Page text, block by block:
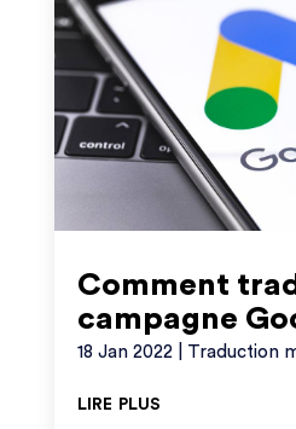
Comment
campagne
18 Jan 2022 Traduction
lire plus